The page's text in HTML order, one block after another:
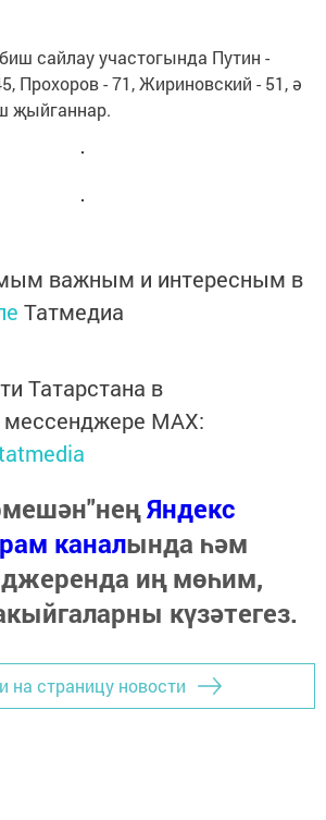
сайлау участогында Путин -
Прохоров - 71, Жириновский - 51, ә
җыйганнар.
важным и интересным в
Татмедиа
Татарстана в
MАХ:
Яндекс
каналында һәм
иң мөһим,
күзәтегез.
на страницу новости